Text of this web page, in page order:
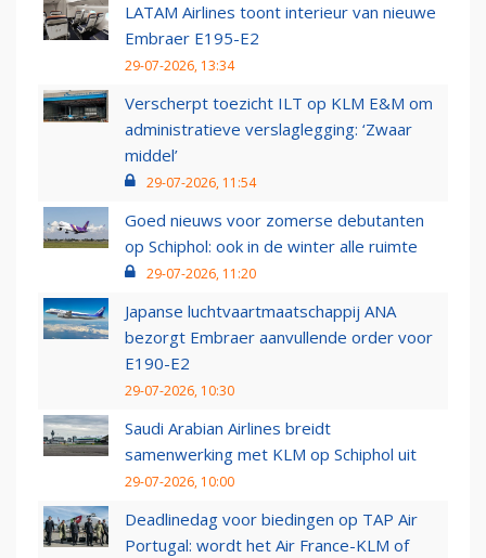
LATAM Airlines toont interieur van nieuwe
Embraer E195-E2
29-07-2026, 13:34
Verscherpt toezicht ILT op KLM E&M om
administratieve verslaglegging: ‘Zwaar
middel’
29-07-2026, 11:54
Goed nieuws voor zomerse debutanten
op Schiphol: ook in de winter alle ruimte
29-07-2026, 11:20
Japanse luchtvaartmaatschappij ANA
bezorgt Embraer aanvullende order voor
E190-E2
29-07-2026, 10:30
Saudi Arabian Airlines breidt
samenwerking met KLM op Schiphol uit
29-07-2026, 10:00
Deadlinedag voor biedingen op TAP Air
Portugal: wordt het Air France-KLM of